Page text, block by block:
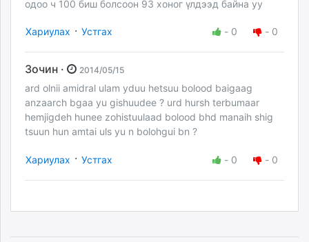
одоо ч 100 биш болсоон 93 хоног үлдээд байна уу
Хариулах · Устгах - 0 - 0
Зочин · 2014/05/15
ard olnii amidral ulam yduu hetsuu bolood baigaag
anzaarch bgaa yu gishuudee ? urd hursh terbumaar
hemjigdeh hunee zohistuulaad bolood bhd manaih shig
tsuun hun amtai uls yu n bolohgui bn ?
Хариулах · Устгах - 0 - 0